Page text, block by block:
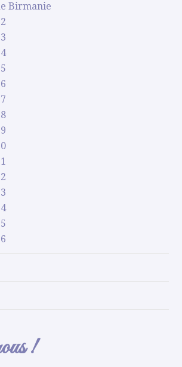
Birmanie
!